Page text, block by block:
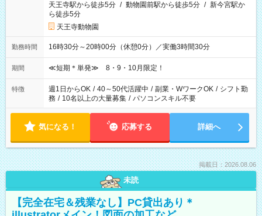
天王寺駅から徒歩5分 / 動物園前駅から徒歩5分 / 新今宮駅か
ら徒歩5分
天王寺動物園
勤務時間 16時30分～20時00分（休憩0分）／実働3時間30分
期間 ≪短期＊単発≫ 8・9・10月限定！
特徴 週1日からOK / 40～50代活躍中 / 副業・WワークOK / シフト勤
務 / 10名以上の大量募集 / パソコンスキル不要
気になる！ 応募する 詳細へ
掲載日：2026.08.06
未読
【完全在宅＆残業なし】PC貸出あり＊